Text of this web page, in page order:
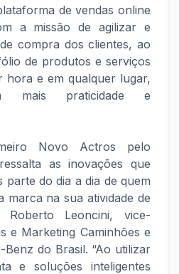
de vendas online
a missão de agilizar e
compra dos clientes, ao
de produtos e serviços
hora e em qualquer lugar,
mais praticidade e
Novo Actros pelo
as inovações que
parte do dia a dia de quem
marca na sua atividade de
Roberto Leoncini, vice-
e Marketing Caminhões e
Benz do Brasil. “Ao utilizar
e soluções inteligentes